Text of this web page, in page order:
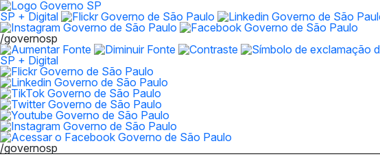
SP + Digital
/governosp
SP + Digital
/governosp